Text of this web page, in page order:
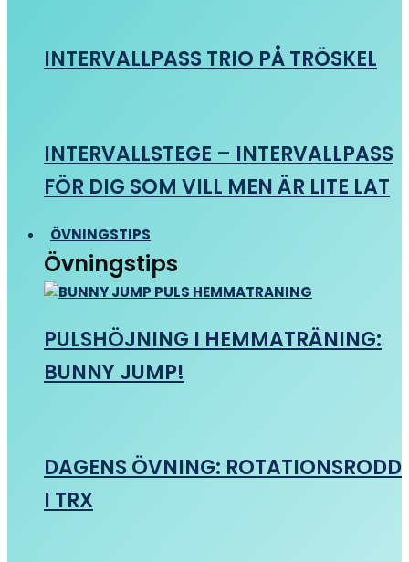
INTERVALLPASS TRIO PÅ TRÖSKEL
INTERVALLSTEGE – INTERVALLPASS
FÖR DIG SOM VILL MEN ÄR LITE LAT
ÖVNINGSTIPS
Övningstips
PULSHÖJNING I HEMMATRÄNING:
BUNNY JUMP!
DAGENS ÖVNING: ROTATIONSRODD
I TRX